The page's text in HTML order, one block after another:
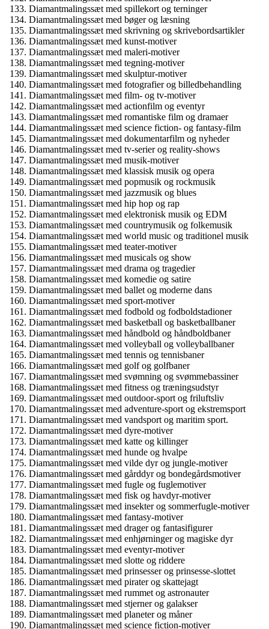
Diamantmalingssæt med spillekort og terninger
Diamantmalingssæt med bøger og læsning
Diamantmalingssæt med skrivning og skrivebordsartikler
Diamantmalingssæt med kunst-motiver
Diamantmalingssæt med maleri-motiver
Diamantmalingssæt med tegning-motiver
Diamantmalingssæt med skulptur-motiver
Diamantmalingssæt med fotografier og billedbehandling
Diamantmalingssæt med film- og tv-motiver
Diamantmalingssæt med actionfilm og eventyr
Diamantmalingssæt med romantiske film og dramaer
Diamantmalingssæt med science fiction- og fantasy-film
Diamantmalingssæt med dokumentarfilm og nyheder
Diamantmalingssæt med tv-serier og reality-shows
Diamantmalingssæt med musik-motiver
Diamantmalingssæt med klassisk musik og opera
Diamantmalingssæt med popmusik og rockmusik
Diamantmalingssæt med jazzmusik og blues
Diamantmalingssæt med hip hop og rap
Diamantmalingssæt med elektronisk musik og EDM
Diamantmalingssæt med countrymusik og folkemusik
Diamantmalingssæt med world music og traditionel musik
Diamantmalingssæt med teater-motiver
Diamantmalingssæt med musicals og show
Diamantmalingssæt med drama og tragedier
Diamantmalingssæt med komedie og satire
Diamantmalingssæt med ballet og moderne dans
Diamantmalingssæt med sport-motiver
Diamantmalingssæt med fodbold og fodboldstadioner
Diamantmalingssæt med basketball og basketballbaner
Diamantmalingssæt med håndbold og håndboldbaner
Diamantmalingssæt med volleyball og volleyballbaner
Diamantmalingssæt med tennis og tennisbaner
Diamantmalingssæt med golf og golfbaner
Diamantmalingssæt med svømning og svømmebassiner
Diamantmalingssæt med fitness og træningsudstyr
Diamantmalingssæt med outdoor-sport og friluftsliv
Diamantmalingssæt med adventure-sport og ekstremsport
Diamantmalingssæt med vandsport og maritim sport.
Diamantmalingssæt med dyre-motiver
Diamantmalingssæt med katte og killinger
Diamantmalingssæt med hunde og hvalpe
Diamantmalingssæt med vilde dyr og jungle-motiver
Diamantmalingssæt med gårddyr og bondegårdsmotiver
Diamantmalingssæt med fugle og fuglemotiver
Diamantmalingssæt med fisk og havdyr-motiver
Diamantmalingssæt med insekter og sommerfugle-motiver
Diamantmalingssæt med fantasy-motiver
Diamantmalingssæt med drager og fantasifigurer
Diamantmalingssæt med enhjørninger og magiske dyr
Diamantmalingssæt med eventyr-motiver
Diamantmalingssæt med slotte og riddere
Diamantmalingssæt med prinsesser og prinsesse-slottet
Diamantmalingssæt med pirater og skattejagt
Diamantmalingssæt med rummet og astronauter
Diamantmalingssæt med stjerner og galakser
Diamantmalingssæt med planeter og måner
Diamantmalingssæt med science fiction-motiver